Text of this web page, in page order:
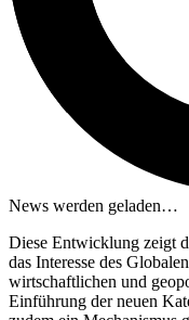
News werden geladen…
Diese Entwicklung zeigt
das Interesse des
wirtschaftlichen und
Einführung der neuen